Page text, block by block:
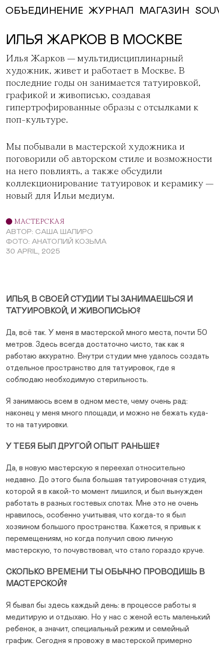
ОБЪЕДИНЕНИЕ ЖУРНАЛ МАГАЗИН
ИЛЬЯ ЖАРКОВ В МОСКВЕ
МАСТЕРСКАЯ
АВТОР: САША ШАПИРО
ФОТО: АНАТОЛИЙ КОЗЬМА
30 APRIL, 2025
Илья Жарков — мультидисциплинарный
художник, живет и работает в Москве. В
последние годы он занимается татуировкой,
графикой и живописью, создавая
гипертрофированные образы с отсылками к
поп-культуре.
Мы побывали в мастерской художника и
поговорили об авторском стиле и возможности
на него повлиять, а также обсудили
коллекционирование татуировок и керамику —
новый для Ильи медиум.
ИЛЬЯ, В СВОЕЙ СТУДИИ ТЫ ЗАНИМАЕШЬСЯ И
ТАТУИРОВКОЙ, И ЖИВОПИСЬЮ?
Да, всё так. У меня в мастерской много места, почти 50
метров. Здесь всегда достаточно чисто, так как я
работаю аккуратно. Внутри студии мне удалось создать
отдельное пространство для татуировок, где я
соблюдаю необходимую стерильность.
Я занимаюсь всем в одном месте, чему очень рад:
наконец у меня много площади, и можно не бежать куда-
то на татуировки.
У ТЕБЯ БЫЛ ДРУГОЙ ОПЫТ РАНЬШЕ?
Да, в новую мастерскую я переехал относительно
недавно. До этого была большая татуировочная студия,
которой я в какой-то момент лишился, и был вынужден
работать в разных гостевых спотах. Мне это не очень
нравилось, особенно учитывая, что когда-то я был
хозяином большого пространства. Кажется, я привык к
перемещениям, но когда получил свою личную
мастерскую, то почувствовал, что стало гораздо круче.
СКОЛЬКО ВРЕМЕНИ ТЫ ОБЫЧНО ПРОВОДИШЬ В
МАСТЕРСКОЙ?
Я бывал бы здесь каждый день: в процессе работы я
медитирую и отдыхаю. Но у нас с женой есть маленький
ребенок, а значит, специальный режим и семейный
график. Сегодня я провожу в мастерской примерно